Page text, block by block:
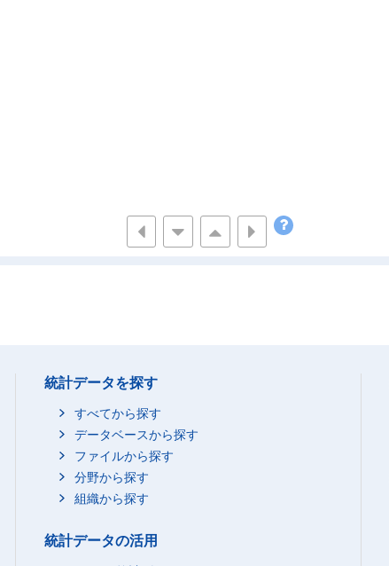
統計データを探す
すべてから探す
データベースから探す
ファイルから探す
分野から探す
組織から探す
統計データの活用